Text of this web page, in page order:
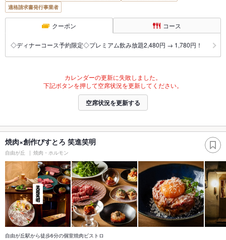
適格請求書発行事業者
クーポン コース
◇ディナーコース予約限定◇プレミアム飲み放題2,480円 → 1,780円！
カレンダーの更新に失敗しました。
下記ボタンを押して空席状況を更新してください。
空席状況を更新する
焼肉×創作びすとろ 笑進笑明
自由が丘 焼肉・ホルモン
自由が丘駅から徒歩6分の個室焼肉ビストロ